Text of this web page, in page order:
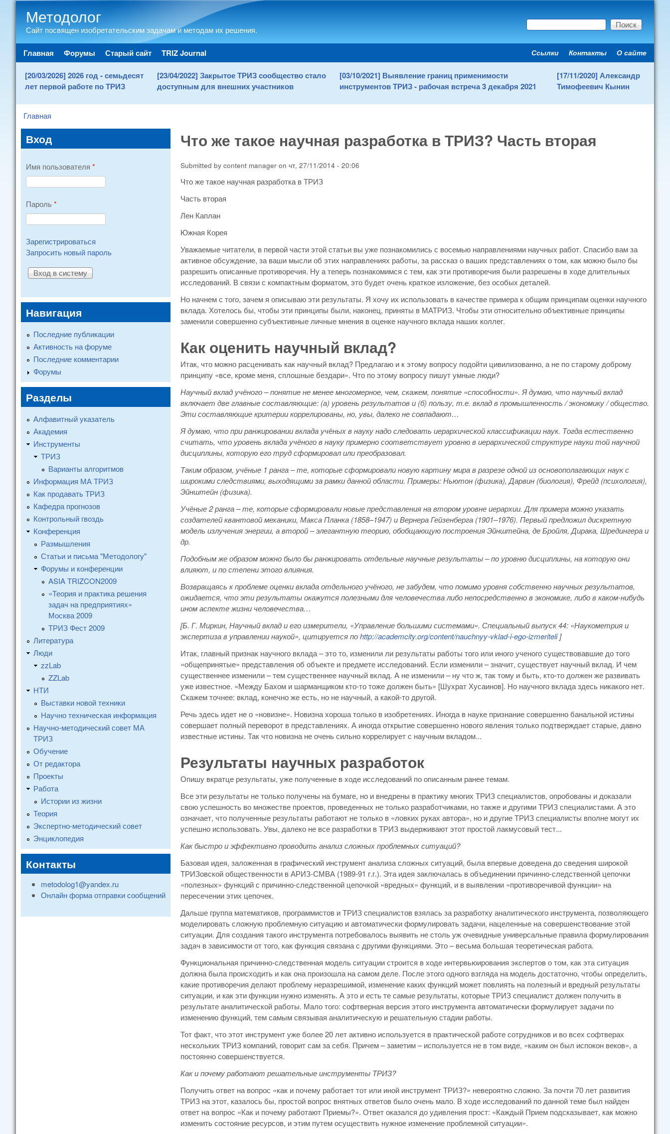
Методолог
Сайт посвящен изобретательским задачам и методам их решения. Форма поиска
Поиск
Main menu
Главная Форумы Старый сайт TRIZ Journal Secondary menu
Ссылки Контакты О сайте
[20/03/2026] 2026 год - семьдесят
лет первой работе по ТРИЗ
[23/04/2022] Закрытое ТРИЗ сообщество стало
доступным для внешних участников
[03/10/2021] Выявление границ применимости
инструментов ТРИЗ - рабочая встреча 3 декабря 2021
[17/11/2020] Александр
Тимофеевич Кынин
You are here
Главная
Что же такое научная разработка в ТРИЗ? Часть вторая
Submitted by content manager on чт, 27/11/2014 - 20:06
Что же такое научная разработка в ТРИЗ
Часть вторая
Лен Каплан
Южная Корея
Уважаемые читатели, в первой части этой статьи вы уже познакомились с восемью направлениями научных работ. Спасибо вам за
активное обсуждение, за ваши мысли об этих направлениях работы, за рассказ о ваших представлениях о том, как можно было бы
разрешить описанные противоречия. Ну а теперь познакомимся с тем, как эти противоречия были разрешены в ходе длительных
исследований. В связи с компактным форматом, это будет очень краткое изложение, без особых деталей.
Но начнем с того, зачем я описываю эти результаты. Я хочу их использовать в качестве примера к общим принципам оценки научного
вклада. Хотелось бы, чтобы эти принципы были, наконец, приняты в МАТРИЗ. Чтобы эти относительно объективные принципы
заменили совершенно субъективные личные мнения в оценке научного вклада наших коллег.
Как оценить научный вклад?
Итак, что можно расценивать как научный вклад? Предлагаю и к этому вопросу подойти цивилизованно, а не по старому доброму
принципу «все, кроме меня, сплошные бездари». Что по этому вопросу пишут умные люди?
Научный вклад учёного – понятие не менее многомерное, чем, скажем, понятие «способности». Я думаю, что научный вклад
включает две главные составляющие: (а) уровень результатов и (б) пользу, т.е. вклад в промышленность / экономику / общество.
Эти составляющие критерии коррелированы, но, увы, далеко не совпадают…
Я думаю, что при ранжировании вклада учёных в науку надо следовать иерархической классификации наук. Тогда естественно
считать, что уровень вклада учёного в науку примерно соответствует уровню в иерархической структуре науки той научной
дисциплины, которую его труд сформировал или преобразовал.
Таким образом, учёные 1 ранга – те, которые сформировали новую картину мира в разрезе одной из основополагающих наук с
широкими следствиями, выходящими за рамки данной области. Примеры: Ньютон (физика), Дарвин (биология), Фрейд (психология),
Эйнштейн (физика).
Учёные 2 ранга – те, которые сформировали новые представления на втором уровне иерархии. Для примера можно указать
создателей квантовой механики, Макса Планка (1858–1947) и Вернера Гейзенберга (1901–1976). Первый предложил дискретную
модель излучения энергии, а второй – элегантную теорию, обобщающую построения Эйнштейна, де Бройля, Дирака, Шредингера и
др.
Подобным же образом можно было бы ранжировать отдельные научные результаты – по уровню дисциплины, на которую они
влияют, и по степени этого влияния.
Возвращаясь к проблеме оценки вклада отдельного учёного, не забудем, что помимо уровня собственно научных результатов,
ожидается, что эти результаты окажутся полезными для человечества либо непосредственно в экономике, либо в каком-нибудь
ином аспекте жизни человечества…
[Б. Г. Миркин, Научный вклад и его измерители, «Управление большими системами». Специальный выпуск 44: «Наукометрия и
экспертиза в управлении наукой», цитируется поhttp://academcity.org/content/nauchnyy-vklad-i-ego-izmeriteli]
Итак, главный признак научного вклада – это то, изменили ли результаты работы того или иного ученого существовавшие до того
«общепринятые» представления об объекте и предмете исследований. Если изменили – значит, существует научный вклад. И чем
существеннее изменили – тем существеннее научный вклад. А не изменили – ну что ж, так тому и быть, кто-то должен же развивать
уже известное. «Между Бахом и шарманщиком кто-то тоже должен быть» [Шухрат Хусаинов]. Но научного вклада здесь никакого нет.
Скажем точнее: вклад, конечно же есть, но не научный, а какой-то другой.
Речь здесь идет не о «новизне». Новизна хороша только в изобретениях. Иногда в науке признание совершенно банальной истины
совершает полный переворот в представлениях. А иногда открытие совершенно нового явления только подтверждает старые, давно
известные истины. Так что новизна не очень сильно коррелирует с научным вкладом...
Результаты научных разработок
Опишу вкратце результаты, уже полученные в ходе исследований по описанным ранее темам.
Все эти результаты не только получены на бумаге, но и внедрены в практику многих ТРИЗ специалистов, опробованы и доказали
свою успешность во множестве проектов, проведенных не только разработчиками, но также и другими ТРИЗ специалистами. А это
означает, что полученные результаты работают не только в «ловких руках автора», но и другие ТРИЗ специалисты вполне могут их
успешно использовать. Увы, далеко не все разработки в ТРИЗ выдерживают этот простой лакмусовый тест...
Как быстро и эффективно проводить анализ сложных проблемных ситуаций?
Базовая идея, заложенная в графический инструмент анализа сложных ситуаций, была впервые доведена до сведения широкой
ТРИЗовской общественности в АРИЗ-СМВА (1989-91 г.г.). Эта идея заключалась в объединении причинно-следственной цепочки
«полезных» функций с причинно-следственной цепочкой «вредных» функций, и в выявлении «противоречивой функции» на
пересечении этих цепочек.
Дальше группа математиков, программистов и ТРИЗ специалистов взялась за разработку аналитического инструмента, позволяющего
моделировать сложную проблемную ситуацию и автоматически формулировать задачи, нацеленные на совершенствование этой
ситуации. Для создания такого инструмента потребовалось выявить не столь уж очевидные универсальные правила формулирования
задач в зависимости от того, как функция связана с другими функциями. Это – весьма большая теоретическая работа.
Функциональная причинно-следственная модель ситуации строится в ходе интервьюирования экспертов о том, как эта ситуация
должна была происходить и как она произошла на самом деле. После этого одного взгляда на модель достаточно, чтобы определить,
какие противоречия делают проблему неразрешимой, изменение каких функций может повлиять на полезный и вредный результаты
ситуации, и как эти функции нужно изменять. А это и есть те самые результаты, которые ТРИЗ специалист должен получить в
результате аналитической работы. Мало того: софтверная версия этого инструмента автоматически формулирует задачи по
изменению функций, тем самым связывая аналитическую и решательную стадии работы.
Тот факт, что этот инструмент уже более 20 лет активно используется в практической работе сотрудников и во всех софтверах
нескольких ТРИЗ компаний, говорит сам за себя. Причем – заметим – используется не в том виде, «каким он был испокон веков», а
постоянно совершенствуется.
Как и почему работают решательные инструменты ТРИЗ?
Получить ответ на вопрос «как и почему работает тот или иной инструмент ТРИЗ?» невероятно сложно. За почти 70 лет развития
ТРИЗ на этот, казалось бы, простой вопрос внятных ответов было очень мало. В ходе исследований по данной теме был найден
ответ на вопрос «Как и почему работают Приемы?». Ответ оказался до удивления прост: «Каждый Прием подсказывает, как можно
изменить состояние ресурсов, и этим путем осуществить нужное изменение проблемной ситуации».
Вход
Имя пользователя *
Пароль *
Зарегистрироваться
Запросить новый пароль
Навигация
Последние публикации
Активность на форуме
Последние комментарии
Форумы
Разделы
Алфавитный указатель
Академия
Инструменты
ТРИЗ
Варианты алгоритмов
Информация МА ТРИЗ
Как продавать ТРИЗ
Кафедра прогнозов
Контрольный гвоздь
Конференция
Размышления
Статьи и письма "Методологу"
Форумы и конференции
ASIA TRIZCON2009
«Теория и практика решения
задач на предприятиях»
Москва 2009
ТРИЗ Фест 2009
Литература
Люди
zzLab
ZZLab
НТИ
Выставки новой техники
Научно техническая информация
Научно-методический совет МА
ТРИЗ
Обучение
От редактора
Проекты
Работа
Истории из жизни
Теория
Экспертно-методический совет
Энциклопедия
Контакты
metodolog1@yandex.ru
Онлайн форма отправки сообщений